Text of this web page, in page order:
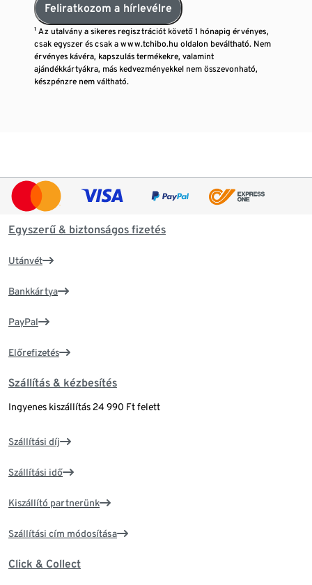
Feliratkozom a hírlevélre
¹ Az utalvány a sikeres regisztrációt követő 1 hónapig érvényes,
csak egyszer és csak a www.tchibo.hu oldalon beváltható. Nem
érvényes kávéra, kapszulás termékekre, valamint
ajándékkártyákra, más kedvezményekkel nem összevonható,
készpénzre nem váltható.
Egyszerű & biztonságos fizetés
Utánvét
Bankkártya
PayPal
Előrefizetés
Szállítás & kézbesítés
Ingyenes kiszállítás 24 990 Ft felett
Szállítási díj
Szállítási idő
Kiszállító partnerünk
Szállítási cím módosítása
Click & Collect